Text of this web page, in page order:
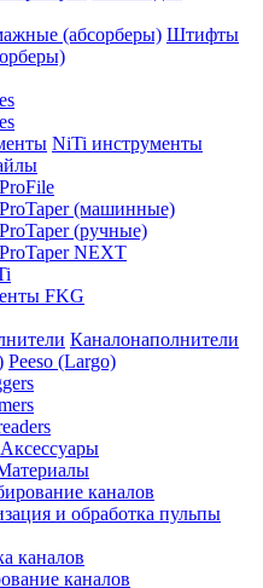
Штифты
NiTi инструменты
(машинные)
(ручные)
NEXT
FKG
Каналонаполнители
Peeso (Largo)
Аксессуары
каналов
и обработка пульпы
каналов
каналов